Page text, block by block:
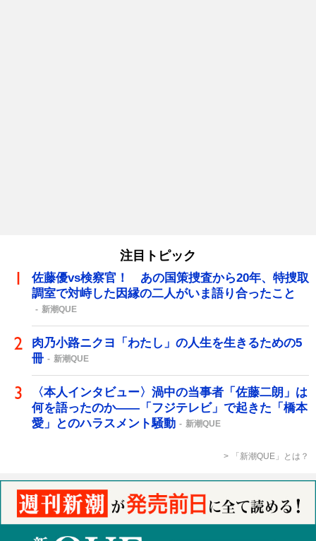
注目トピック
佐藤優vs検察官！ あの国策捜査から20年、特捜取
調室で対峙した因縁の二人がいま語り合ったこと
新潮QUE
肉乃小路ニクヨ「わたし」の人生を生きるための5
冊
新潮QUE
〈本人インタビュー〉渦中の当事者「佐藤二朗」は
何を語ったのか――「フジテレビ」で起きた「橋本
愛」とのハラスメント騒動
新潮QUE
「新潮QUE」とは？